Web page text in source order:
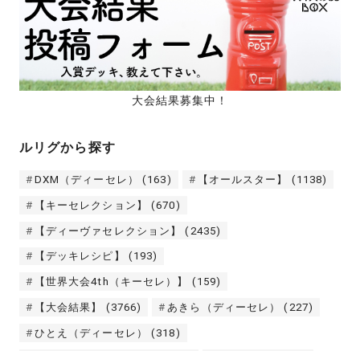
大会結果募集中！
ルリグから探す
DXM（ディーセレ） (163) 【オールスター】 (1138)
【キーセレクション】 (670)
【ディーヴァセレクション】 (2435)
【デッキレシピ】 (193)
【世界大会4th（キーセレ）】 (159)
【大会結果】 (3766) あきら（ディーセレ） (227)
ひとえ（ディーセレ） (318)